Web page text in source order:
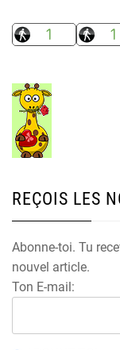
REÇOIS LES
Abonne-toi. Tu
nouvel article.
Ton E-mail: